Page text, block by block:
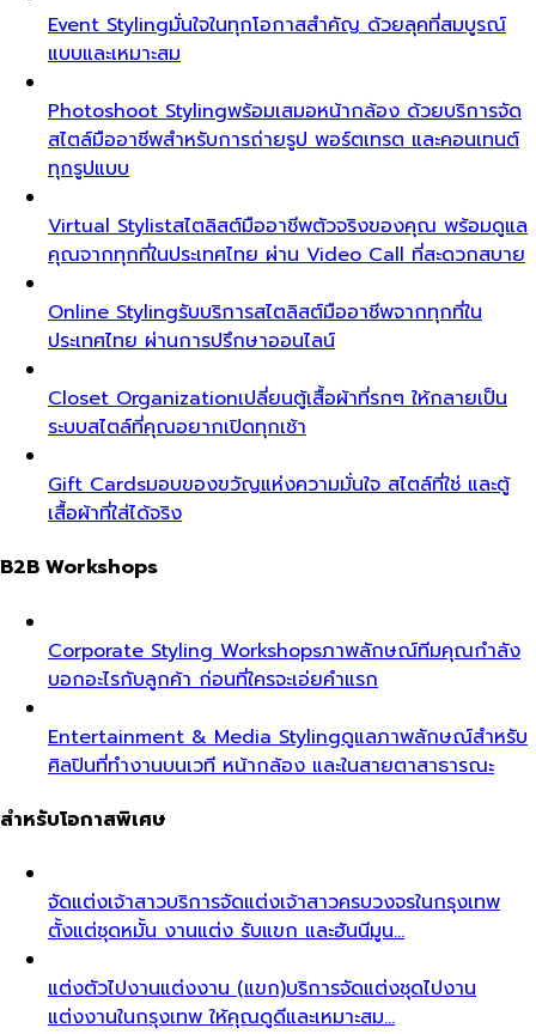
Event Stylingมั่นใจในทุกโอกาสสำคัญ ด้วยลุคที่สมบูรณ์
แบบและเหมาะสม
Photoshoot Stylingพร้อมเสมอหน้ากล้อง ด้วยบริการจัด
สไตล์มืออาชีพสำหรับการถ่ายรูป พอร์ตเทรต และคอนเทนต์
ทุกรูปแบบ
Virtual Stylistสไตลิสต์มืออาชีพตัวจริงของคุณ พร้อมดูแล
คุณจากทุกที่ในประเทศไทย ผ่าน Video Call ที่สะดวกสบาย
Online Stylingรับบริการสไตลิสต์มืออาชีพจากทุกที่ใน
ประเทศไทย ผ่านการปรึกษาออนไลน์
Closet Organizationเปลี่ยนตู้เสื้อผ้าที่รกๆ ให้กลายเป็น
ระบบสไตล์ที่คุณอยากเปิดทุกเช้า
Gift Cardsมอบของขวัญแห่งความมั่นใจ สไตล์ที่ใช่ และตู้
เสื้อผ้าที่ใส่ได้จริง
B2B Workshops
Corporate Styling Workshopsภาพลักษณ์ทีมคุณกำลัง
บอกอะไรกับลูกค้า ก่อนที่ใครจะเอ่ยคำแรก
Entertainment & Media Stylingดูแลภาพลักษณ์สำหรับ
ศิลปินที่ทำงานบนเวที หน้ากล้อง และในสายตาสาธารณะ
สำหรับโอกาสพิเศษ
จัดแต่งเจ้าสาวบริการจัดแต่งเจ้าสาวครบวงจรในกรุงเทพ
ตั้งแต่ชุดหมั้น งานแต่ง รับแขก และฮันนีมูน…
แต่งตัวไปงานแต่งงาน (แขก)บริการจัดแต่งชุดไปงาน
แต่งงานในกรุงเทพ ให้คุณดูดีและเหมาะสม…